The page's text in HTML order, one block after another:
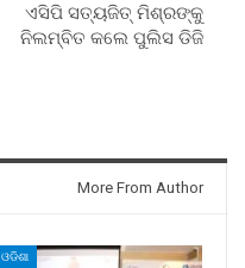
ଏସିପି ସତ୍ୟଜିତ୍‌ ମିଶ୍ରଙ୍କୁ
ନିଲମ୍ବିତ କଲେ ପୁଲିସ ଡିଜି
More From Author
ଓଡିଶା